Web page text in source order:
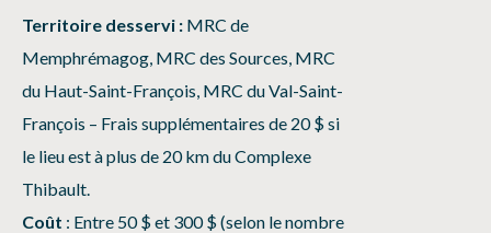
Territoire desservi : MRC de
Memphrémagog, MRC des Sources, MRC
du Haut-Saint-François, MRC du Val-Saint-
François – Frais supplémentaires de 20 $ si
le lieu est à plus de 20 km du Complexe
Thibault.
Coût : Entre 50 $ et 300 $ (selon le nombre